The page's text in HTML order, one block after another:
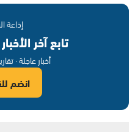
تابع آخر
أخبار عاجلة ·
انضم